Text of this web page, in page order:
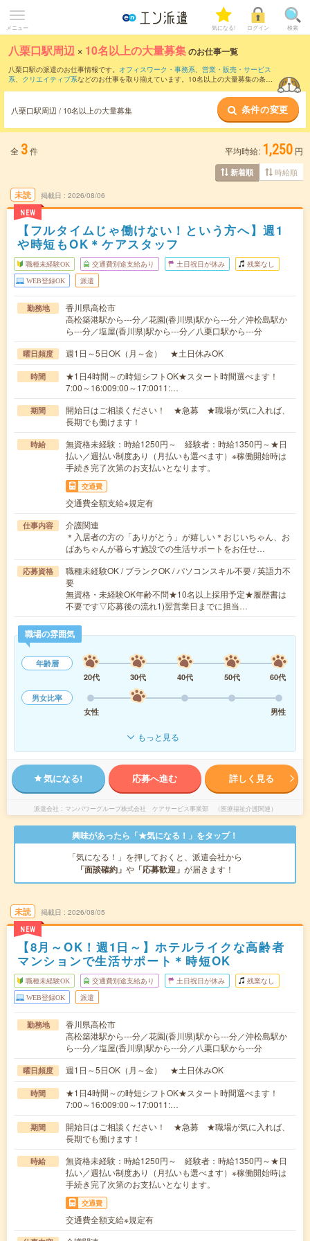
メニュー 気になる! ログイン 検索
八栗口駅周辺 × 10名以上の大量募集のお仕事一覧
八栗口駅の派遣のお仕事情報です。 オフィスワーク・事務系、 営業・販売・サービス
系、 クリエイティブ系などのお仕事を取り揃えています。10名以上の大量募集の条件
八栗口駅周辺 / 10名以上の大量募集 条件の変更
全 3件 平均時給: 1,250 円
新着順 時給順
未読
NEW
掲載日 2026/08/06
【フルタイムじゃ働けない！という方へ】週1
や時短もOK＊ケアスタッフ
職種未経験OK 交通費別途支給あり 土日祝日が休み 残業なし
WEB登録OK 派遣
勤務地
香川県高松市
高松築港駅から---分／花園(香川県)駅から---分／沖松島駅か
ら---分／塩屋(香川県)駅から---分／八栗口駅から---分
曜日頻度 週1日～5日OK（月～金） ★土日休みOK
時間
★1日4時間～の時短シフトOK★スタート時間選べます！
7:00～16:009:00～17:0011:…
期間
開始日はご相談ください！ ★急募 ★職場が気に入れば、
長期でも働けます！
時給
無資格未経験：時給1250円～ 経験者：時給1350円～★日
払い／週払い制度あり（月払いも選べます）※稼働開始時は
手続き完了次第のお支払いとなります。
交通費
交通費全額支給※規定有
仕事内容
介護関連
＊入居者の方の「ありがとう」が嬉しい＊おじいちゃん、お
ばあちゃんが暮らす施設での生活サポートをお任せ…
応募資格
職種未経験OK / ブランクOK / パソコンスキル不要 / 英語力不
要
無資格・未経験OK年齢不問★10名以上採用予定★履歴書は
不要です▽応募後の流れ1)翌営業日までに担当…
職場の雰囲気
年齢層
20代
30代 40代 50代
60代
男女比率
女性
男性
もっと見る
気になる! 応募へ進む 詳しく見る
派遣会社 マンパワーグループ株式会社 ケアサービス事業部 （医療福祉介護関連）
興味があったら「★気になる！」をタップ！
「気になる！」を押しておくと、派遣会社から
「面談確約」 や 「応募歓迎」 が届きます！
未読
NEW
掲載日 2026/08/05
【8月～OK！週1日～】ホテルライクな高齢者
マンションで生活サポート＊時短OK
職種未経験OK 交通費別途支給あり 土日祝日が休み 残業なし
WEB登録OK 派遣
勤務地
香川県高松市
高松築港駅から---分／花園(香川県)駅から---分／沖松島駅か
ら---分／塩屋(香川県)駅から---分／八栗口駅から---分
曜日頻度 週1日～5日OK（月～金） ★土日休みOK
時間
★1日4時間～の時短シフトOK★スタート時間選べます！
7:00～16:009:00～17:0011:…
期間
開始日はご相談ください！ ★急募 ★職場が気に入れば、
長期でも働けます！
時給
無資格未経験：時給1250円～ 経験者：時給1350円～★日
払い／週払い制度あり（月払いも選べます）※稼働開始時は
手続き完了次第のお支払いとなります。
交通費
交通費全額支給※規定有